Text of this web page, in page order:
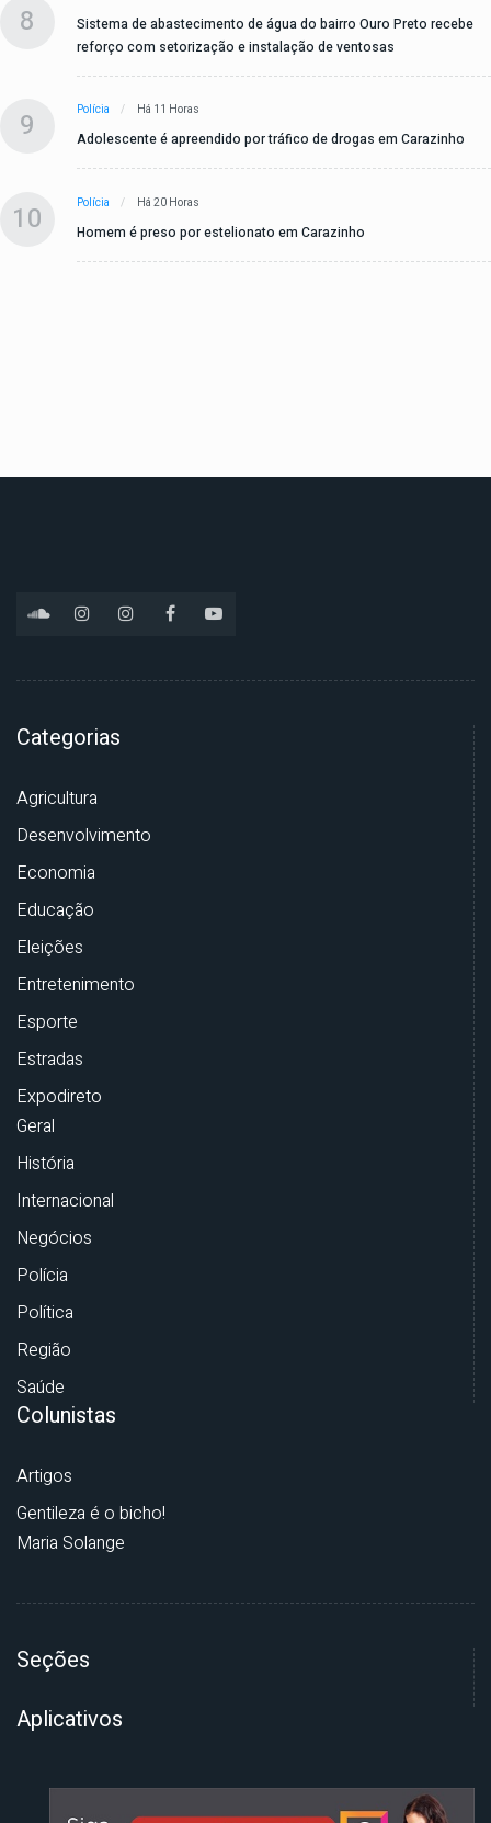
8
Sistema de abastecimento de água do bairro Ouro Preto recebe
reforço com setorização e instalação de ventosas
9 Polícia Há 11 Horas
Adolescente é apreendido por tráfico de drogas em Carazinho
10 Polícia Há 20 Horas
Homem é preso por estelionato em Carazinho
Categorias
Agricultura
Desenvolvimento
Economia
Educação
Eleições
Entretenimento
Esporte
Estradas
Expodireto
Geral
História
Internacional
Negócios
Polícia
Política
Região
Saúde
Colunistas
Artigos
Gentileza é o bicho!
Maria Solange
Seções
Aplicativos